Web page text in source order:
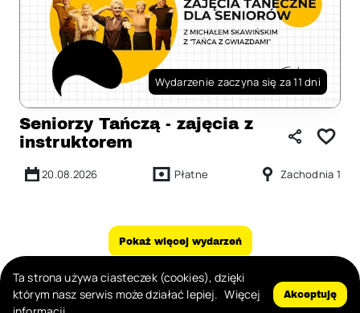
Wydarzenie zaczyna się za 11 dni
Seniorzy Tańczą - zajęcia z
instruktorem
20.08.2026 Płatne Zachodnia 1
Pokaż więcej wydarzeń
Zgłoś nadużycie
Ta strona używa ciasteczek (cookies), dzięki
którym nasz serwis może działać lepiej. Więcej
Akceptuję